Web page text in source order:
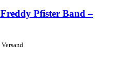
Pfister Band –